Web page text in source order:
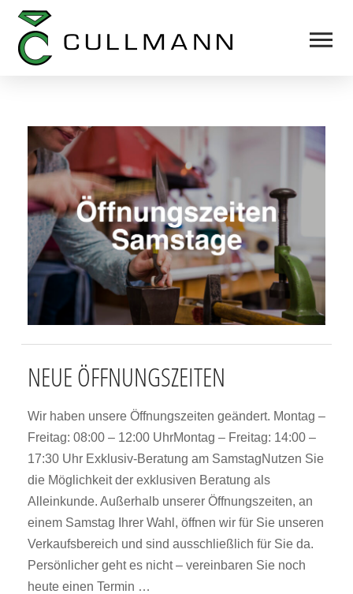
NEUE ÖFFNUNGSZEITEN
Wir haben unsere Öffnungszeiten geändert. Montag –
Freitag: 08:00 – 12:00 UhrMontag – Freitag: 14:00 –
17:30 Uhr Exklusiv-Beratung am SamstagNutzen Sie
die Möglichkeit der exklusiven Beratung als
Alleinkunde. Außerhalb unserer Öffnungszeiten, an
einem Samstag Ihrer Wahl, öffnen wir für Sie unseren
Verkaufsbereich und sind ausschließlich für Sie da.
Persönlicher geht es nicht – vereinbaren Sie noch
heute einen Termin …